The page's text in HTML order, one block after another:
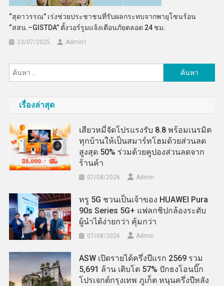
“สุดาวรรณ” เร่งช่วยประชาชนที่รับผลกระทบจากพายุโซนร้อน
“สสน.–GISTDA” ตั้งวอร์รูมแจ้งเตือนภัยตลอด 24 ชม.
23/07/2025 Admin​1
สำหรับ:
เรื่องล่าสุด
เสียวหมี่จัดโปรแรงรับ 8.8 พร้อมเนรมิต
ทุกบ้านให้เป็นสมาร์ทโฮมด้วยส่วนลด
สูงสุด 50% ร่วมด้วยคูปองส่วนลดจาก
ร้านค้า
07/08/2026 Admin
ทรู 5G ชวนเป็นเจ้าของ HUAWEI Pura
90s Series 5G+ แฟลกชิปกล้องระดับ
ผู้นำได้ง่ายกว่า คุ้มกว่า
07/08/2026 Admin
ASW เปิดรายได้ครึ่งปีแรก 2569 รวม
5,691 ล้าน เติบโต 57% ปักธงโอนบิ๊ก
โปรเจกต์กรุงเทพ ภูเก็ต หนุนครึ่งปีหลัง